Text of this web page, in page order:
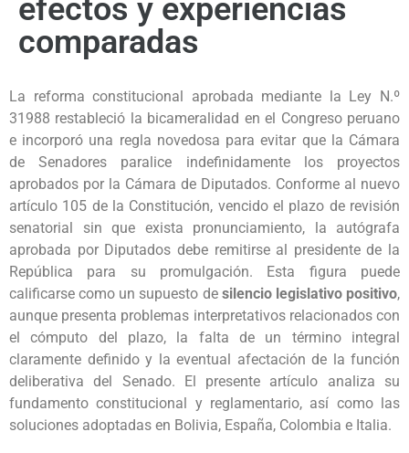
efectos y experiencias
comparadas
La reforma constitucional aprobada mediante la Ley N.º
31988 restableció la bicameralidad en el Congreso peruano
e incorporó una regla novedosa para evitar que la Cámara
de Senadores paralice indefinidamente los proyectos
aprobados por la Cámara de Diputados. Conforme al nuevo
artículo 105 de la Constitución, vencido el plazo de revisión
senatorial sin que exista pronunciamiento, la autógrafa
aprobada por Diputados debe remitirse al presidente de la
República para su promulgación. Esta figura puede
calificarse como un supuesto de silencio legislativo positivo,
aunque presenta problemas interpretativos relacionados con
el cómputo del plazo, la falta de un término integral
claramente definido y la eventual afectación de la función
deliberativa del Senado. El presente artículo analiza su
fundamento constitucional y reglamentario, así como las
soluciones adoptadas en Bolivia, España, Colombia e Italia.